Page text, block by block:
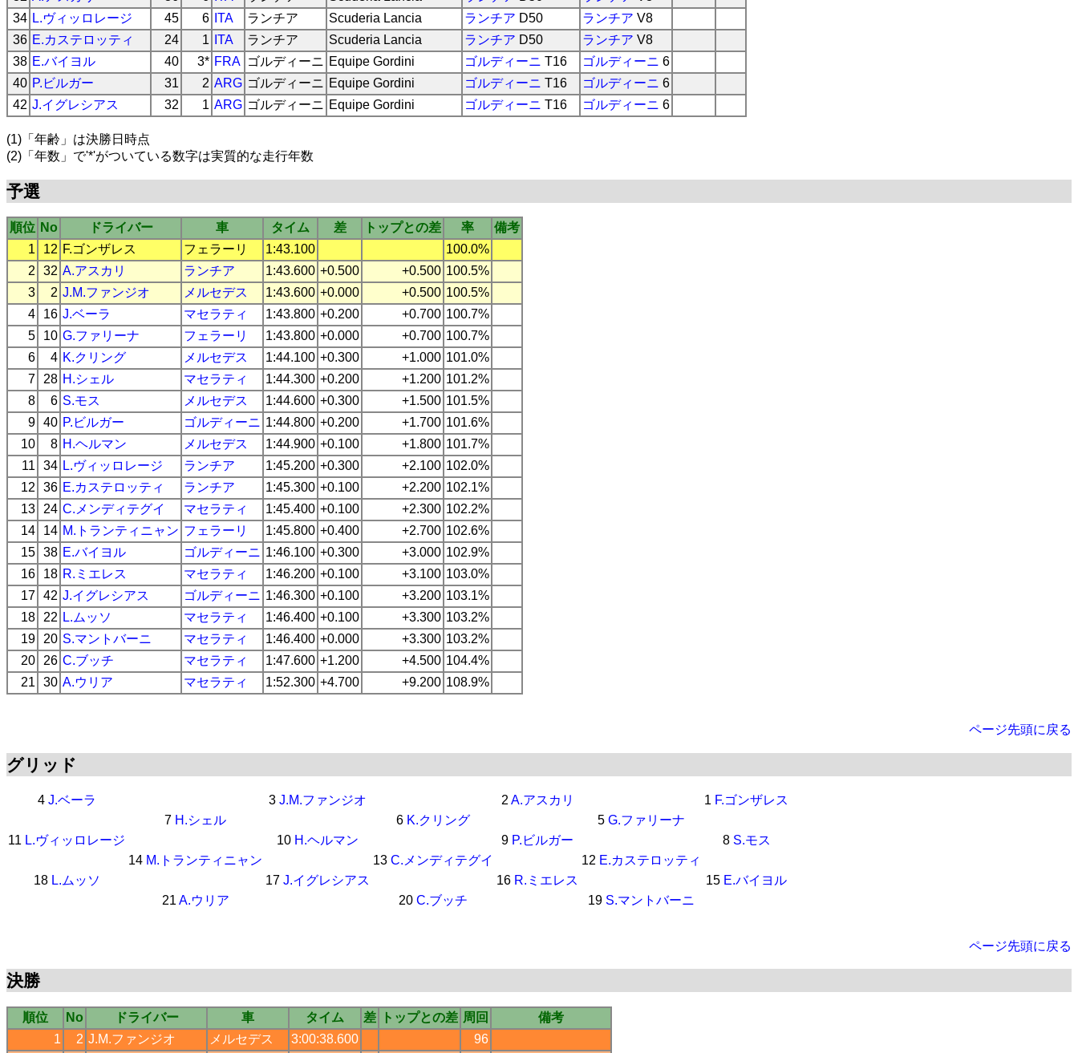
34 L.ヴィッロレージ 45 6 ITA ランチア Scuderia Lancia ランチア D50 ランチア V8
36 E.カステロッティ 24 1 ITA ランチア Scuderia Lancia ランチア D50 ランチア V8
38 E.バイヨル 40 3* FRA ゴルディーニ Equipe Gordini ゴルディーニ T16 ゴルディーニ 6
40 P.ビルガー 31 2 ARG ゴルディーニ Equipe Gordini ゴルディーニ T16 ゴルディーニ 6
42 J.イグレシアス 32 1 ARG ゴルディーニ Equipe Gordini ゴルディーニ T16 ゴルディーニ 6
(1)「年齢」は決勝日時点
(2)「年数」で'*'がついている数字は実質的な走行年数
予選
順位 No ドライバー 車 タイム 差 トップとの差 率
備考
1
12 F.ゴンザレス フェラーリ 1:43.100
100.0%
2
32 A.アスカリ ランチア 1:43.600 +0.500 +0.500 100.5%
3
2 J.M.ファンジオ メルセデス 1:43.600 +0.000 +0.500 100.5%
4
16 J.ベーラ マセラティ 1:43.800 +0.200 +0.700 100.7%
5
10 G.ファリーナ フェラーリ 1:43.800 +0.000 +0.700 100.7%
6
4 K.クリング メルセデス 1:44.100 +0.300 +1.000 101.0%
7
28 H.シェル マセラティ 1:44.300 +0.200 +1.200 101.2%
8
6 S.モス メルセデス 1:44.600 +0.300 +1.500 101.5%
9 40 P.ビルガー ゴルディーニ 1:44.800 +0.200 +1.700 101.6%
10
8 H.ヘルマン メルセデス 1:44.900 +0.100 +1.800 101.7%
11
34 L.ヴィッロレージ ランチア 1:45.200 +0.300 +2.100 102.0%
12
36 E.カステロッティ ランチア 1:45.300 +0.100 +2.200 102.1%
13
24 C.メンディテグイ マセラティ 1:45.400 +0.100 +2.300 102.2%
14
14 M.トランティニャン フェラーリ 1:45.800 +0.400 +2.700 102.6%
15 38 E.バイヨル ゴルディーニ 1:46.100 +0.300 +3.000 102.9%
16
18 R.ミエレス マセラティ 1:46.200 +0.100 +3.100 103.0%
17 42 J.イグレシアス ゴルディーニ 1:46.300 +0.100 +3.200 103.1%
18
22 L.ムッソ マセラティ 1:46.400 +0.100 +3.300 103.2%
19
20 S.マントバーニ マセラティ 1:46.400 +0.000 +3.300 103.2%
20
26 C.ブッチ マセラティ 1:47.600 +1.200 +4.500 104.4%
21
30 A.ウリア マセラティ 1:52.300 +4.700 +9.200 108.9%
ページ先頭に戻る
グリッド
4 J.ベーラ 3 J.M.ファンジオ 2 A.アスカリ 1 F.ゴンザレス
7 H.シェル 6 K.クリング 5 G.ファリーナ
11 L.ヴィッロレージ 10 H.ヘルマン 9 P.ビルガー 8 S.モス
14 M.トランティニャン 13 C.メンディテグイ 12 E.カステロッティ
18 L.ムッソ 17 J.イグレシアス 16 R.ミエレス 15 E.バイヨル
21 A.ウリア 20 C.ブッチ 19 S.マントバーニ
ページ先頭に戻る
決勝
順位 No ドライバー 車 タイム 差 トップとの差 周回
備考
1
2 J.M.ファンジオ メルセデス 3:00:38.600
96